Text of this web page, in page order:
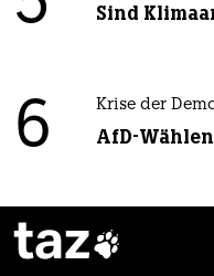
Sind
6 Krise der
AfD-
taz